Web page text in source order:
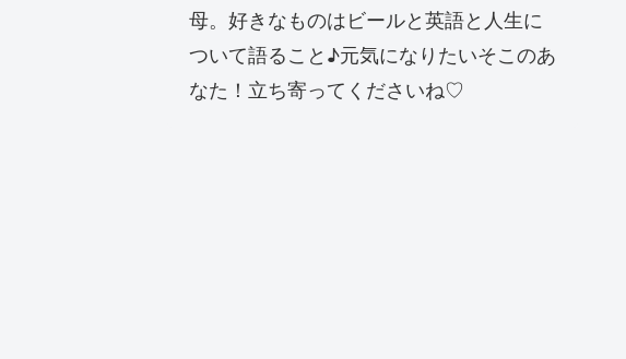
母。好きなものはビールと英語と人生に
ついて語ること♪元気になりたいそこのあ
なた！立ち寄ってくださいね♡